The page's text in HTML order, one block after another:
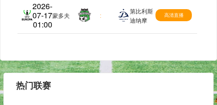
2026-
07-17
01:00
欧协联
蒙多夫 :
第比利斯
迪纳摩
高清直播
热门联赛